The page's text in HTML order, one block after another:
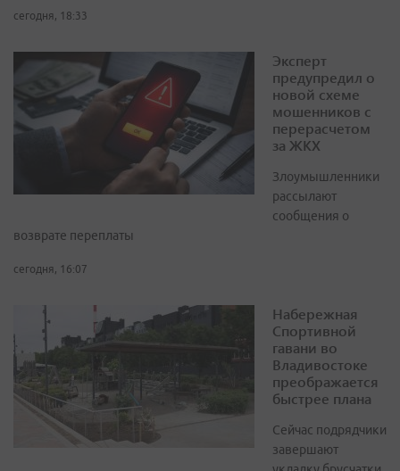
сегодня, 18:33
Эксперт
предупредил о
новой схеме
мошенников с
перерасчетом
за ЖКХ
Злоумышленники
рассылают
сообщения о
возврате переплаты
сегодня, 16:07
Набережная
Спортивной
гавани во
Владивостоке
преображается
быстрее плана
Сейчас подрядчики
завершают